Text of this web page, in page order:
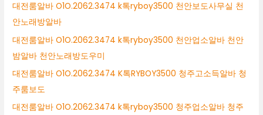
대전룸알바 O1O.2062.3474 k톡ryboy3500 천안보도사무실 천
안노래방알바
대전룸알바 O1O.2062.3474 k톡ryboy3500 천안업소알바 천안
밤알바 천안노래방도우미
대전룸알바 O1O.2062.3474 K톡RYBOY3500 청주고소득알바 청
주룸보도
대전룸알바 O1O.2062.3474 k톡ryboy3500 청주업소알바 청주